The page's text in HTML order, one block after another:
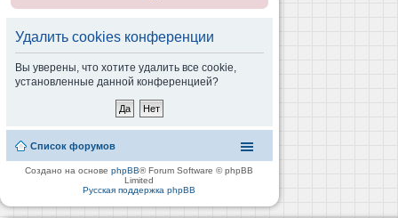
Удалить cookies конференции
Вы уверены, что хотите удалить все cookie,
установленные данной конференцией?
Список форумов
Создано на основеphpBB® Forum Software © phpBB
Limited
Русская поддержка phpBB